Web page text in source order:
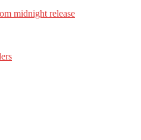
midnight release